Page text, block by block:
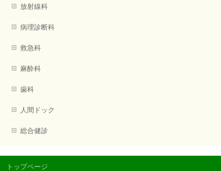
放射線科
病理診断科
救急科
麻酔科
歯科
人間ドック
総合健診
トップページ